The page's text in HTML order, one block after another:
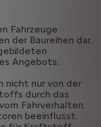
Fahrzeuge
der Baureihen dar.
Angebots.
nicht nur von der
durch das
Fahrverhalten
beeinflusst.